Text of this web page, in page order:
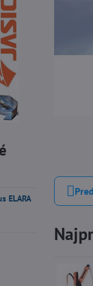
ELARA